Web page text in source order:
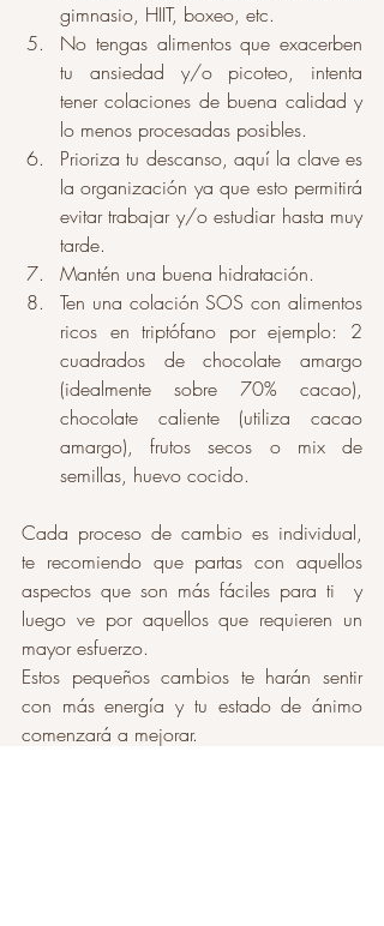
gimnasio, HIIT, boxeo, etc.
No tengas alimentos que exacerben
tu ansiedad y/o picoteo, intenta
tener colaciones de buena calidad y
lo menos procesadas posibles.
Prioriza tu descanso, aquí la clave es
la organización ya que esto permitirá
evitar trabajar y/o estudiar hasta muy
tarde.
Mantén una buena hidratación.
Ten una colación SOS con alimentos
ricos en triptófano por ejemplo: 2
cuadrados de chocolate amargo
(idealmente sobre 70% cacao),
chocolate caliente (utiliza cacao
amargo), frutos secos o mix de
semillas, huevo cocido.
Cada proceso de cambio es individual,
te recomiendo que partas con aquellos
aspectos que son más fáciles para ti  y
luego ve por aquellos que requieren un
mayor esfuerzo.
Estos pequeños cambios te harán sentir
con más energía y tu estado de ánimo
comenzará a mejorar.